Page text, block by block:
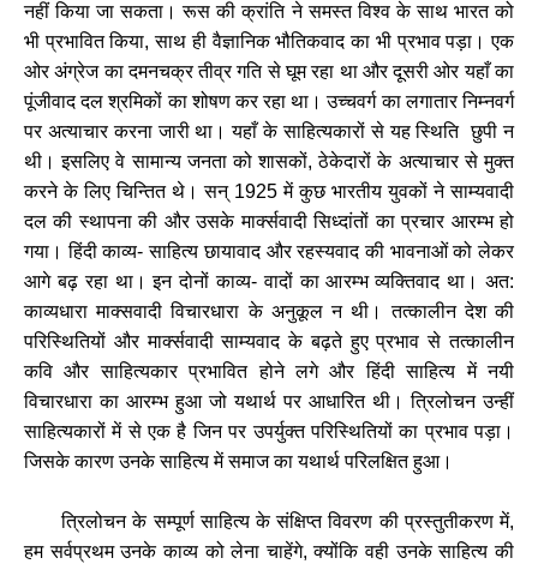
नहीं किया जा सकता। रूस की क्रांति ने समस्त विश्व के साथ भारत को
भी प्रभावित किया, साथ ही वैज्ञानिक भौतिकवाद का भी प्रभाव पड़ा। एक
ओर अंग्रेज का दमनचक्र तीव्र गति से घूम रहा था और दूसरी ओर यहाँ का
पूंजीवाद दल श्रमिकों का शोषण कर रहा था। उच्चवर्ग का लगातार निम्नवर्ग
पर अत्याचार करना जारी था। यहाँ के साहित्यकारों से यह स्थिति छुपी न
थी। इसलिए वे सामान्य जनता को शासकों, ठेकेदारों के अत्याचार से मुक्त
करने के लिए चिन्तित थे। सन् 1925 में कुछ भारतीय युवकों ने साम्यवादी
दल की स्थापना की और उसके मार्क्सवादी सिध्दांतों का प्रचार आरम्भ हो
गया। हिंदी काव्य- साहित्य छायावाद और रहस्यवाद की भावनाओं को लेकर
आगे बढ़ रहा था। इन दोनों काव्य- वादों का आरम्भ व्यक्तिवाद था। अत:
काव्यधारा माक्सवादी विचारधारा के अनुकूल न थी। तत्कालीन देश की
परिस्थितियों और मार्क्सवादी साम्यवाद के बढ़ते हुए प्रभाव से तत्कालीन
कवि और साहित्यकार प्रभावित होने लगे और हिंदी साहित्य में नयी
विचारधारा का आरम्भ हुआ जो यथार्थ पर आधारित थी। त्रिलोचन उन्हीं
साहित्यकारों में से एक है जिन पर उपर्युक्त परिस्थितियों का प्रभाव पड़ा।
जिसके कारण उनके साहित्य में समाज का यथार्थ परिलक्षित हुआ।
त्रिलोचन के सम्पूर्ण साहित्य के संक्षिप्त विवरण की प्रस्तुतीकरण में,
हम सर्वप्रथम उनके काव्य को लेना चाहेंगे, क्योंकि वही उनके साहित्य की